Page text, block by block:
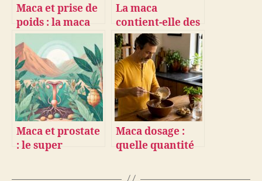
Maca et prise de
poids : la maca
fait-elle grossir ?
La maca
contient-elle des
vitamines ? Les
secrets de ce
superaliment
Maca et prostate
: le super
Maca dosage :
quelle quantité
vitalité ?